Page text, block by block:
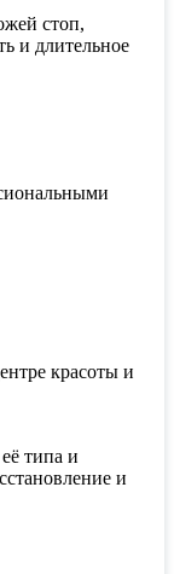
стоп,
и длительное
красоты и
типа и
и